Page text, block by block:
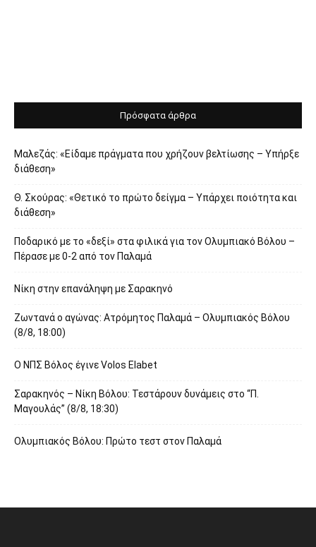
Πρόσφατα άρθρα
Μαλεζάς: «Είδαμε πράγματα που χρήζουν βελτίωσης – Υπήρξε
διάθεση»
Θ. Σκούρας: «Θετικό το πρώτο δείγμα – Υπάρχει ποιότητα και
διάθεση»
Ποδαρικό με το «δεξί» στα φιλικά για τον Ολυμπιακό Βόλου –
Πέρασε με 0-2 από τον Παλαμά
Νίκη στην επανάληψη με Σαρακηνό
Ζωντανά ο αγώνας: Ατρόμητος Παλαμά – Ολυμπιακός Βόλου
(8/8, 18:00)
O ΝΠΣ Βόλος έγινε Volos Elabet
Σαρακηνός – Νίκη Βόλου: Τεστάρουν δυνάμεις στο “Π.
Μαγουλάς” (8/8, 18:30)
Ολυμπιακός Βόλου: Πρώτο τεστ στον Παλαμά